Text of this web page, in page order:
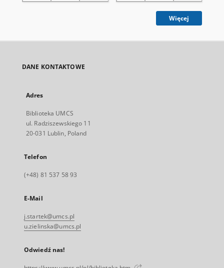
Więcej
DANE KONTAKTOWE
Adres
Biblioteka UMCS
ul. Radziszewskiego 11
20-031 Lublin, Poland
Telefon
(+48) 81 537 58 93
E-Mail
j.startek@umcs.pl
u.zielinska@umcs.pl
Odwiedź nas!